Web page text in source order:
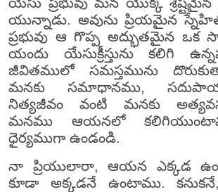
యున్నాడు. అవును ప్రియమైన
ప్రభువు ఆ గొప్ప అద్భుతమైన ఒక
యందు యేసుక్రీస్తును కలిగి
జీవితములో సమస్తమును
మనకు సమాధానము,
నిత్యజీవం వంటి మనకు
మనము ఆయనలో
ధైర్యముగా ఉండండి.
నా ప్రియులారా, ఆయన ఎక్కడ
కూడా అక్కడనే ఉంటాము.